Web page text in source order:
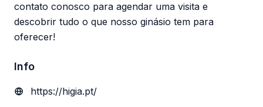
contato conosco para agendar uma visita e
descobrir tudo o que nosso ginásio tem para
oferecer!
Info
https://higia.pt/